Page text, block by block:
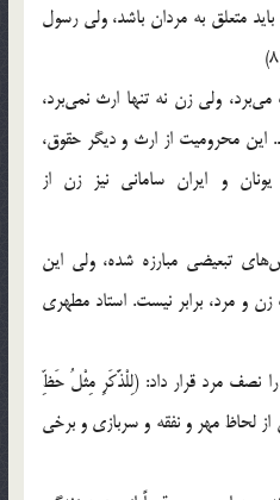
متعلق به مردان باشد، ولی رسول
ولی زن نه تنها ارث نمی‌برد،
این محرومیت از ارث و دیگر حقوق،
و ایران سامانی نیز زن از
تبعیضی مبارزه شده، ولی این
و مرد، برابر نیست. استاد مطهری
نصف مرد قرار داد: (لِلْذَّكَرِ مِثْلُ حَظِّ
زن از لحاظ مهر و نفقه و سربازی و برخی